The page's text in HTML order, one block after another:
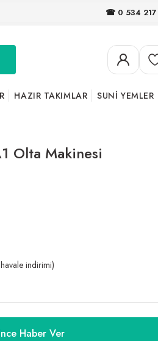
☎ 0 534 217
HAZIR TAKIMLAR SUNİ YEMLER
Olta Makinesi
indirimi)
Haber Ver